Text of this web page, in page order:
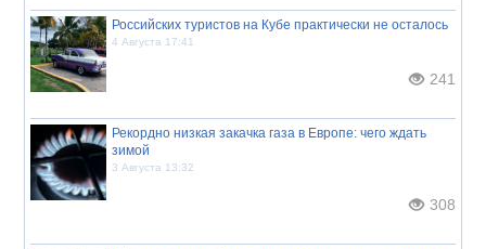
Российских туристов на Кубе практически не осталось
4 Августа 17:41
241
Рекордно низкая закачка газа в Европе: чего ждать
зимой
3 Августа 13:32
308